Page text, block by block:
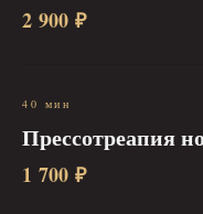
2 900 ₽
40 мин
Прессотреапия
1 700 ₽